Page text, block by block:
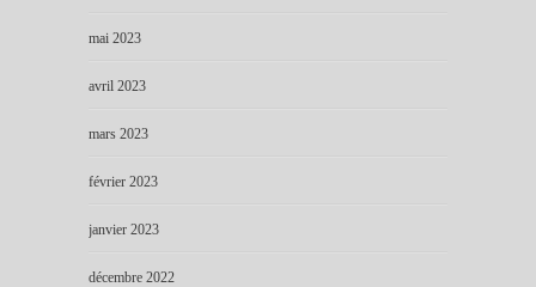
mai 2023
avril 2023
mars 2023
février 2023
janvier 2023
décembre 2022